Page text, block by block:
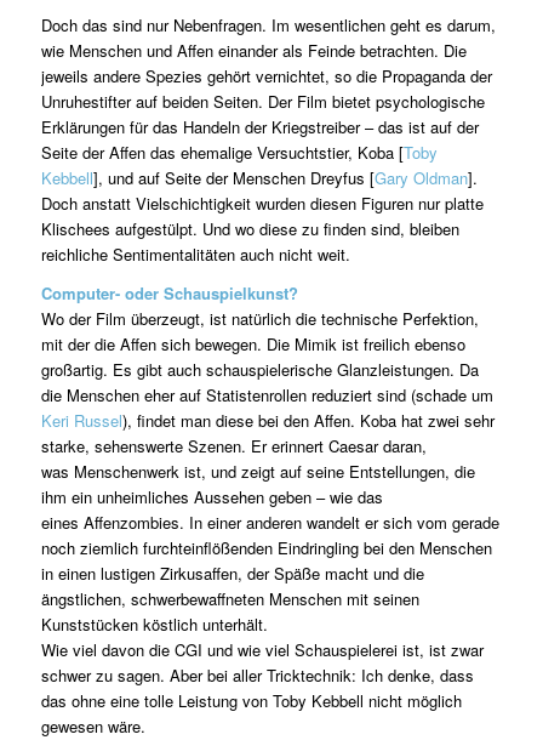
Doch das sind nur Nebenfragen. Im wesentlichen geht es darum,
wie Menschen und Affen einander als Feinde betrachten. Die
jeweils andere Spezies gehört vernichtet, so die Propaganda der
Unruhestifter auf beiden Seiten. Der Film bietet psychologische
Erklärungen für das Handeln der Kriegstreiber – das ist auf der
Seite der Affen das ehemalige Versuchtstier, Koba [Toby
Kebbell], und auf Seite der Menschen Dreyfus [Gary Oldman].
Doch anstatt Vielschichtigkeit wurden diesen Figuren nur platte
Klischees aufgestülpt. Und wo diese zu finden sind, bleiben
reichliche Sentimentalitäten auch nicht weit.
Computer- oder Schauspielkunst?
Wo der Film überzeugt, ist natürlich die technische Perfektion,
mit der die Affen sich bewegen. Die Mimik ist freilich ebenso
großartig. Es gibt auch schauspielerische Glanzleistungen. Da
die Menschen eher auf Statistenrollen reduziert sind (schade um
Keri Russel), findet man diese bei den Affen. Koba hat zwei sehr
starke, sehenswerte Szenen. Er erinnert Caesar daran,
was Menschenwerk ist, und zeigt auf seine Entstellungen, die
ihm ein unheimliches Aussehen geben – wie das
eines Affenzombies. In einer anderen wandelt er sich vom gerade
noch ziemlich furchteinflößenden Eindringling bei den Menschen
in einen lustigen Zirkusaffen, der Späße macht und die
ängstlichen, schwerbewaffneten Menschen mit seinen
Kunststücken köstlich unterhält.
Wie viel davon die CGI und wie viel Schauspielerei ist, ist zwar
schwer zu sagen. Aber bei aller Tricktechnik: Ich denke, dass
das ohne eine tolle Leistung von Toby Kebbell nicht möglich
gewesen wäre.